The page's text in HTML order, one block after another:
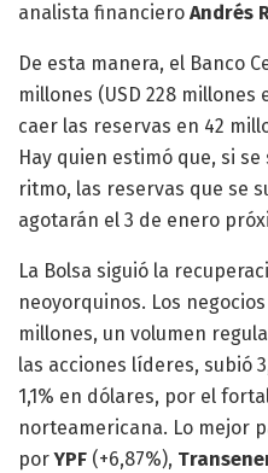
analista financiero Andrés
De esta manera, el Banco
millones (USD 228
caer las reservas en 42
Hay quien estimó que, si
ritmo, las reservas que se
agotarán el 3 de enero
La Bolsa siguió la
neoyorquinos. Los
millones, un volumen
las acciones líderes, subió
1,1% en dólares, por el
norteamericana. Lo mejor
porYPF (+6,87%),